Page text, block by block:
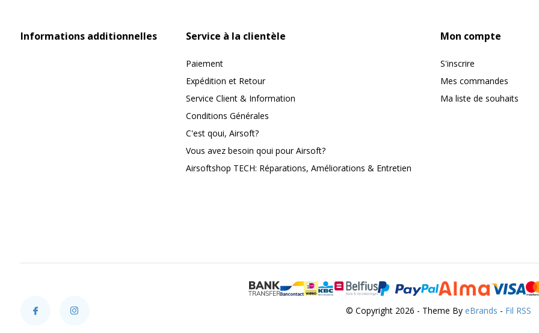
Informations additionnelles Service à la clientèle
Paiement
Expédition et Retour
Service Client & Information
Conditions Générales
C'est qoui, Airsoft?
Vous avez besoin qoui pour Airsoft?
Airsoftshop TECH: Réparations, Améliorations & Entretien
Mon compte
S'inscrire
Mes commandes
Ma liste de souhaits
© Copyright 2026 - Theme ByeBrands - Fil RSS